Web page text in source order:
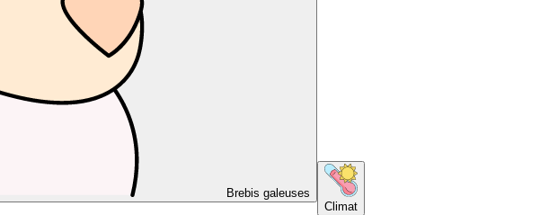
Brebis galeuses
Climat